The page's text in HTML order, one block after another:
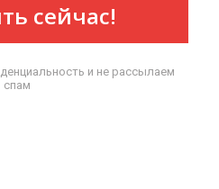
сейчас!
и не рассылаем
спам